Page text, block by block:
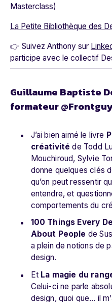
Masterclass)
La Petite Bibliothèque des
👉 Suivez Anthony sur
participe avec le collectif
Guillaume Baptiste
formateur
J’ai bien aimé le livre
créativité de Todd
Mouchiroud, Sylvie
donne quelques clés
qu’on peut ressentir
entendre, et
comportements du
100 Things Every
About People de
a plein de notions de
design.
Et La magie du
Celui-ci ne parle
design, quoi que… il